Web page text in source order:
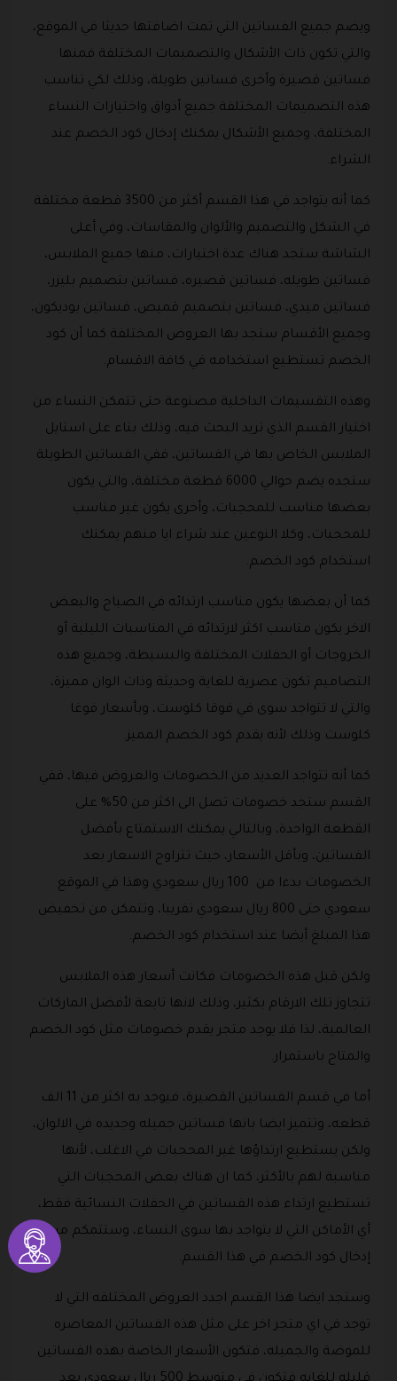
ويضم جميع الفساتين التي تمت اضافتها حديثا في الموقع،
والتي تكون ذات الأشكال والتصميمات المختلفة فمنها
فساتين قصيرة وأخرى فساتين طويلة، وذلك لكي تناسب
هذه التصميمات المختلفة جميع أذواق واختيارات النساء
المختلفة، وجميع الأشكال يمكنك إدخال كود الخصم عند
الشراء.
كما أنه يتواجد في هذا القسم أكثر من 3500 قطعة مختلفة
في الشكل والتصميم والألوان والمقاسات، وفي أعلى
الشاشة ستجد هناك عدة اختيارات، منها جميع الملابس،
فساتين طويله، فساتين قصيره، فساتين بتصميم بليزر،
فساتين ميدي، فساتين بتصميم قميص، فساتين بوديكون،
وجميع الأقسام ستجد بها العروض المختلفة كما أن كود
الخصم تستطيع استخدامه في كافة الاقسام.
وهذه التقسيمات الداخلية مصنوعة حتى تتمكن النساء من
اختيار القسم الذي تريد البحث فيه، وذلك بناء على استايل
الملابس الخاص بها في الفساتين، ففي الفساتين الطويلة
ستجده يضم حوالي 6000 قطعة مختلفة، والتي يكون
بعضها مناسب للمحجبات، وأخرى يكون غير مناسب
للمحجبات، وكلا النوعين عند شراء ايا منهم يمكنك
استخدام كود الخصم.
كما أن بعضها يكون مناسب ارتدائه في الصباح والبعض
الاخر يكون مناسب اكثر لارتدائه في المناسبات الليلية أو
الخروجات أو الحفلات المختلفة والبسيطة، وجميع هذه
التصاميم تكون عصرية للغاية وحديثة وذات الوان مميزة،
والتي لا تتواجد سوى في فوقا كلوست، وبأسعار فوغا
كلوست وذلك لأنه يقدم كود الخصم المميز.
كما أنه تتواجد العديد من الخصومات والعروض فيها، ففي
القسم ستجد خصومات تصل الى اكثر من 50% على
القطعة الواحدة، وبالتالي يمكنك الاستمتاع بأفضل
الفساتين، وبأقل الأسعار، حيث تتراوح الاسعار بعد
الخصومات بدءا من 100 ريال سعودي وهذا في الموقع
سعودي حتى 800 ريال سعودي تقريبا، وتتمكن من تخفيض
هذا المبلغ أيضا عند استخدام كود الخصم.
ولكن قبل هذه الخصومات فكانت أسعار هذه الملابس
تتجاوز تلك الارقام بكثير، وذلك لانها تابعة لأفضل الماركات
العالمية، لذا فلا يوجد متجر يقدم خصومات مثل كود الخصم
والمتاح باستمرار.
أما في قسم الفساتين القصيرة، فيوجد به اكثر من 11 الف
قطعه، وتتميز ايضا بانها فساتين جميله وجديده في الالوان،
ولكن يستطيع ارتداؤها غير المحجبات في الاغلب، لأنها
مناسبة لهم بالأكثر، كما ان هناك بعض المحجبات التي
تستطيع ارتداء هذه الفساتين في الحفلات النسائية فقط،
أي الأماكن التي لا يتواجد بها سوى النساء، وستتمكم من
إدخال كود الخصم في هذا القسم.
وستجد ايضا هذا القسم اجدد العروض المختلفه التي لا
توجد في اي متجر اخر على مثل هذه الفساتين المعاصره
للموضة والجميله، فتكون الأسعار الخاصة بهذه الفساتين